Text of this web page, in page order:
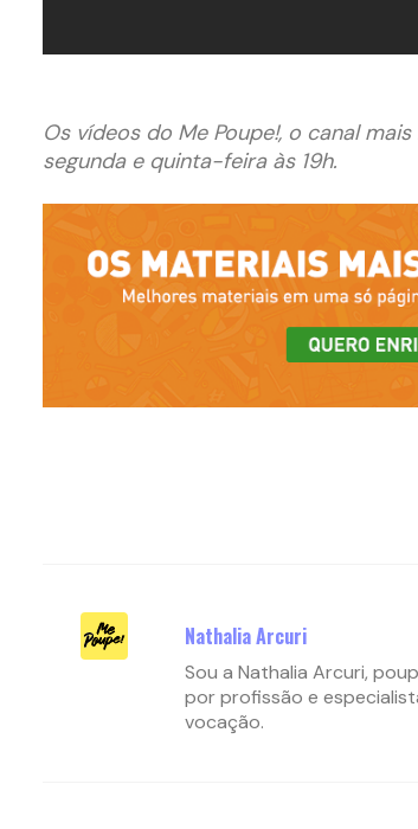
Os vídeos do Me Poupe!, o canal
segunda e quinta-feira às 19h.
Nathalia Arcuri
Sou a Nathalia Arcuri,
por profissão e
vocação.